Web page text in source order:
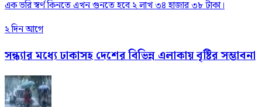
এক ভরি স্বর্ণ কিনতে এখন গুনতে হবে ২ লাখ ৩৪ হাজার ৩৮ টাকা।
২ দিন আগে
সন্ধ্যার মধ্যে ঢাকাসহ দেশের বিভিন্ন এলাকায় বৃষ্টির সম্ভাবনা